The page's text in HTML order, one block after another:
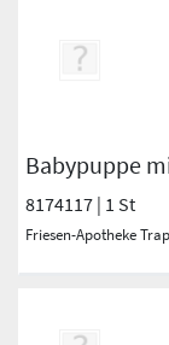
Babypuppe
8174117 | 1 St
Friesen-Apotheke